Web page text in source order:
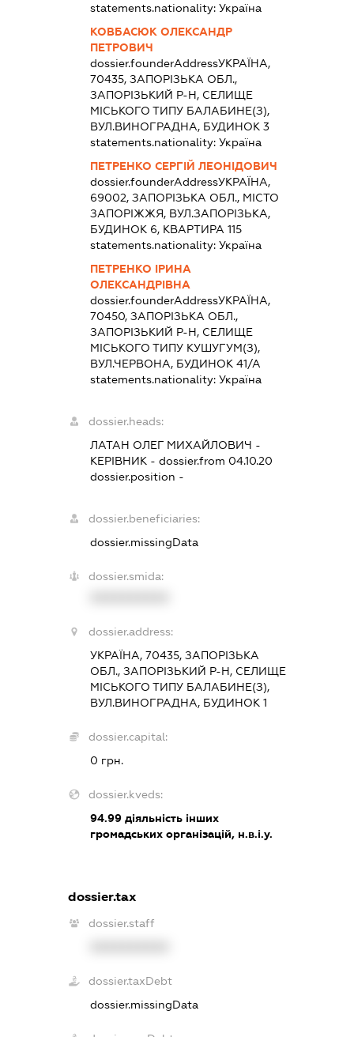
statements.nationality: Україна
КОВБАСЮК ОЛЕКСАНДР
ПЕТРОВИЧ
dossier.founderAddressУКРАЇНА,
70435, ЗАПОРІЗЬКА ОБЛ.,
ЗАПОРІЗЬКИЙ Р-Н, СЕЛИЩЕ
МІСЬКОГО ТИПУ БАЛАБИНЕ(З),
ВУЛ.ВИНОГРАДНА, БУДИНОК 3
statements.nationality: Україна
ПЕТРЕНКО СЕРГІЙ ЛЕОНІДОВИЧ
dossier.founderAddressУКРАЇНА,
69002, ЗАПОРІЗЬКА ОБЛ., МІСТО
ЗАПОРІЖЖЯ, ВУЛ.ЗАПОРІЗЬКА,
БУДИНОК 6, КВАРТИРА 115
statements.nationality: Україна
ПЕТРЕНКО ІРИНА
ОЛЕКСАНДРІВНА
dossier.founderAddressУКРАЇНА,
70450, ЗАПОРІЗЬКА ОБЛ.,
ЗАПОРІЗЬКИЙ Р-Н, СЕЛИЩЕ
МІСЬКОГО ТИПУ КУШУГУМ(З),
ВУЛ.ЧЕРВОНА, БУДИНОК 41/А
statements.nationality: Україна
dossier.heads:
ЛАТАН ОЛЕГ МИХАЙЛОВИЧ -
КЕРІВНИК - dossier.from 04.10.20
dossier.position -
dossier.beneficiaries:
dossier.missingData
dossier.smida:
dossier.address:
УКРАЇНА, 70435, ЗАПОРІЗЬКА
ОБЛ., ЗАПОРІЗЬКИЙ Р-Н, СЕЛИЩЕ
МІСЬКОГО ТИПУ БАЛАБИНЕ(З),
ВУЛ.ВИНОГРАДНА, БУДИНОК 1
dossier.capital:
0 грн.
dossier.kveds:
94.99діяльність інших
громадських організацій, н.в.і.у.
dossier.tax
dossier.staff
dossier.taxDebt
dossier.missingData